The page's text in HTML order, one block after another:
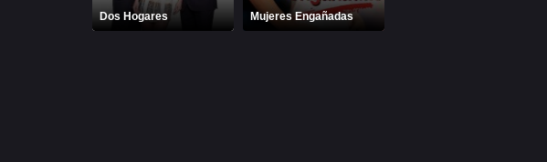
Dos Hogares Mujeres Engañadas